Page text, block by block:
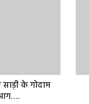
के गोदाम